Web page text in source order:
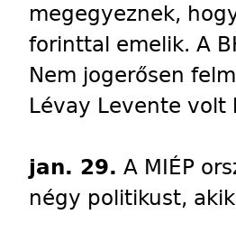
megegyeznek,
forinttal emelik. A
Nem jogerősen
Lévay Levente
jan. 29. A MIÉP
négy politikust,